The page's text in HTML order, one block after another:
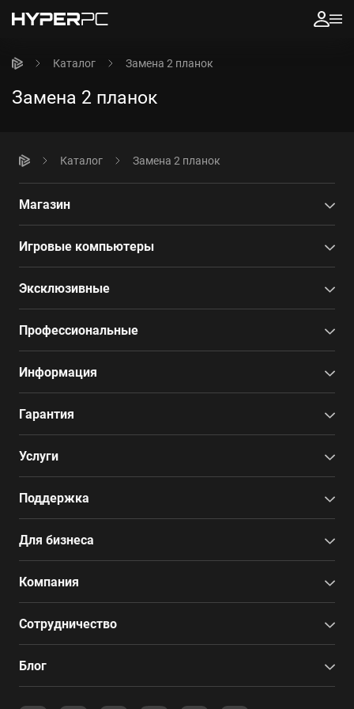
Каталог Замена 2 планок
Замена 2 планок
Каталог Замена 2 планок
Магазин
Игровые компьютеры
Эксклюзивные
Профессиональные
Информация
Гарантия
Услуги
Поддержка
Для бизнеса
Компания
Сотрудничество
Блог